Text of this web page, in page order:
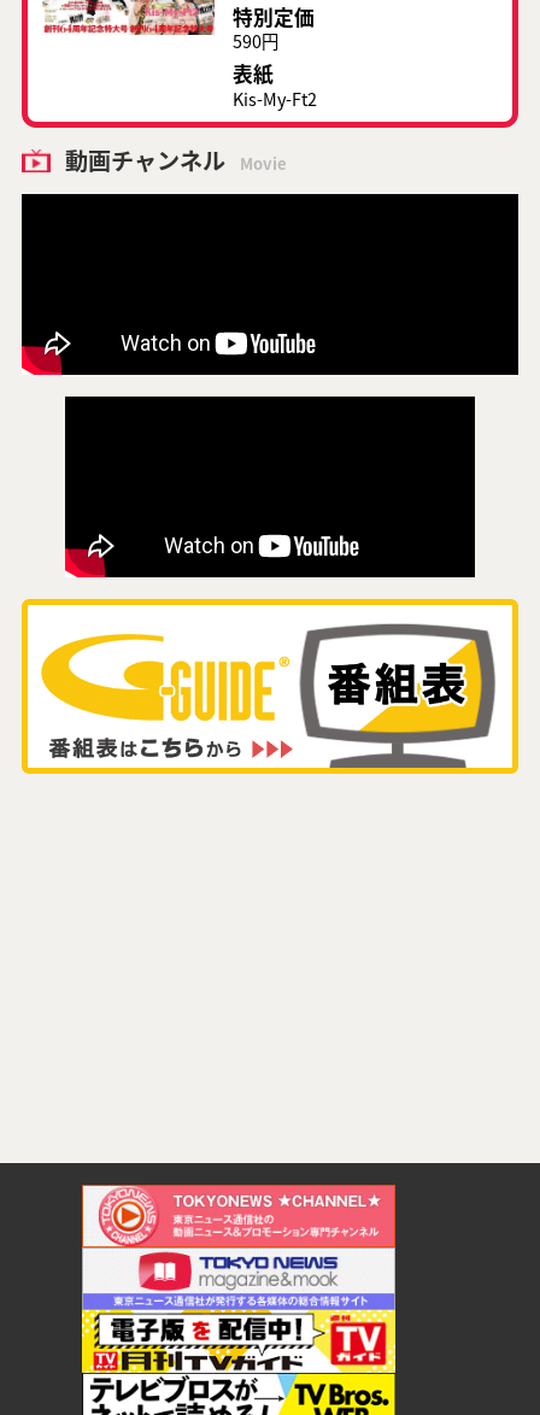
特別定価
590円
表紙
Kis-My-Ft2
動画チャンネル Movie